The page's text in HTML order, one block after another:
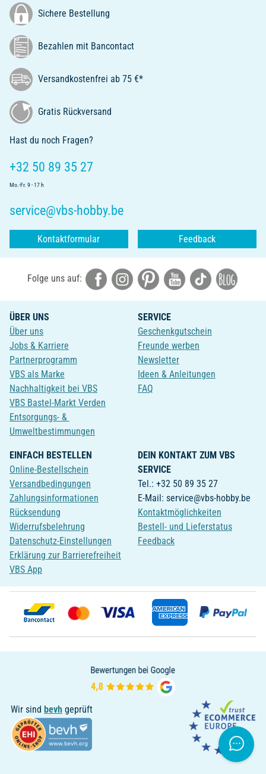
Sichere Bestellung
Bezahlen mit Bancontact
Versandkostenfrei ab 75 €*
Gratis Rückversand
Hast du noch Fragen?
+32 50 89 35 27
Mo.-Fr. 9 - 17 h
service@vbs-hobby.be
Kontaktformular Feedback
Folge uns auf:
ÜBER UNS
Über uns
Jobs & Karriere
Partnerprogramm
VBS als Marke
Nachhaltigkeit bei VBS
VBS Bastel-Markt Verden
Entsorgungs- &
Umweltbestimmungen
SERVICE
Geschenkgutschein
Freunde werben
Newsletter
Ideen & Anleitungen
FAQ
EINFACH BESTELLEN
Online-Bestellschein
Versandbedingungen
Zahlungsinformationen
Rücksendung
Widerrufsbelehrung
Datenschutz-Einstellungen
Erklärung zur Barrierefreiheit
VBS App
DEIN KONTAKT ZUM VBS
SERVICE
Tel.: +32 50 89 35 27
E-Mail: service@vbs-hobby.be
Kontaktmöglichkeiten
Bestell- und Lieferstatus
Feedback
Wir sind bevh geprüft